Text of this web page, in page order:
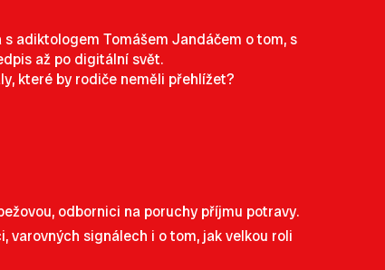
adiktologem Tomášem Jandáčem o tom, s
až po digitální svět.
které by rodiče neměli přehlížet?
odbornici na poruchy příjmu potravy.
signálech i o tom, jak velkou roli